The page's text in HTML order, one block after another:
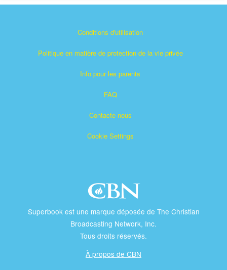
Conditions d'utilisation
Politique en matière de protection de la vie privée
Info pour les parents
FAQ
Contacte-nous
Cookie Settings
Superbook est une marque déposée de The Christian
Broadcasting Network, Inc.
Tous droits réservés.
À propos de CBN